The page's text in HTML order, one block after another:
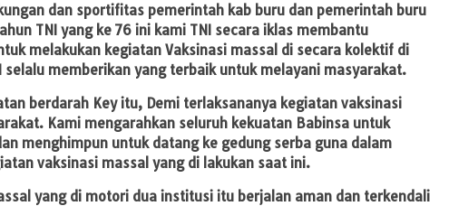
dan sportifitas pemerintah kab buru dan pemerintah buru
TNI yang ke 76 ini kami TNI secara iklas membantu
melakukan kegiatan Vaksinasi massal di secara kolektif di
selalu memberikan yang terbaik untuk melayani masyarakat.
berdarah Key itu, Demi terlaksananya kegiatan vaksinasi
Kami mengarahkan seluruh kekuatan Babinsa untuk
menghimpun untuk datang ke gedung serba guna dalam
vaksinasi massal yang di lakukan saat ini.
yang di motori dua institusi itu berjalan aman dan terkendali